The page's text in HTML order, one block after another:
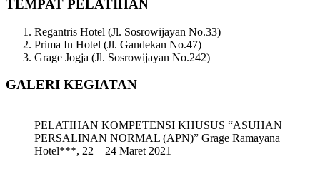
TEMPAT PELATIHAN
Regantris Hotel (Jl. Sosrowijayan No.33)
Prima In Hotel (Jl. Gandekan No.47)
Grage Jogja (Jl. Sosrowijayan No.242)
GALERI KEGIATAN
PELATIHAN KOMPETENSI KHUSUS “ASUHAN
PERSALINAN NORMAL (APN)” Grage Ramayana
Hotel***, 22 – 24 Maret 2021